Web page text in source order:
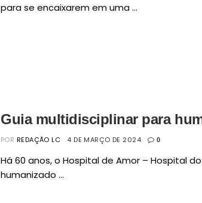
para se encaixarem em uma ...
Guia multidisciplinar para
POR REDAÇÃO LC 4 DE MARÇO DE 2024 0
Há 60 anos, o Hospital de Amor – Hospital
humanizado ...